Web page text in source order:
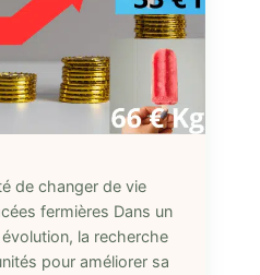
de changer de vie
fermières Dans un
la recherche
pour améliorer sa